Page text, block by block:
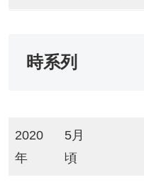
時系列
2020
年
5月
頃